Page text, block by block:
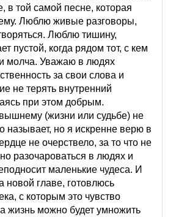
в той самой песне, которая
Люблю живые разговоры,
Люблю тишину,
пустой, когда рядом тот, с кем
молча. Уважаю в людях
за свои слова и
не терять внутренний
при этом добрым.
(жизни или судьбе) не
называет, но я искренне верю в
не очерствело, за то что не
разочароваться в людях и
маленькие чудеса. И
новой главе, готовлюсь
с которым это чувство
жизнь можно будет умножить